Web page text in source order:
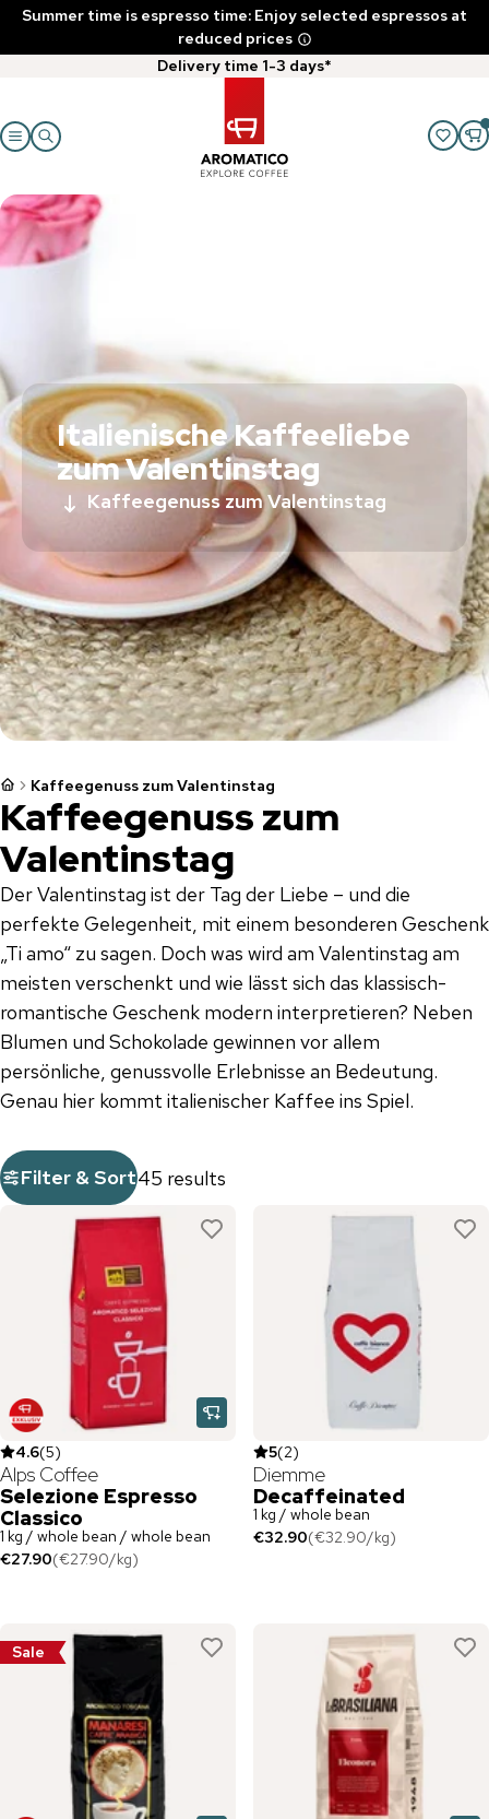
Summer time is espresso time: Enjoy selected espressos at
reduced prices
Delivery time 1-3 days*
Italienische Kaffeeliebe
zum Valentinstag
Kaffeegenuss zum Valentinstag
Kaffeegenuss zum Valentinstag
Kaffeegenuss zum
Valentinstag
Der Valentinstag ist der Tag der Liebe – und die
perfekte Gelegenheit, mit einem besonderen Geschenk
„Ti amo“ zu sagen. Doch was wird am Valentinstag am
meisten verschenkt und wie lässt sich das klassisch-
romantische Geschenk modern interpretieren? Neben
Blumen und Schokolade gewinnen vor allem
persönliche, genussvolle Erlebnisse an Bedeutung.
Genau hier kommt italienischer Kaffee ins Spiel.
Filter & Sort45 results
4.6(5)
Alps Coffee
Selezione Espresso
Classico
1 kg / whole bean / whole bean
€27.90(€27.90/kg)
5(2)
Diemme
Decaffeinated
1 kg / whole bean
€32.90(€32.90/kg)
Sale